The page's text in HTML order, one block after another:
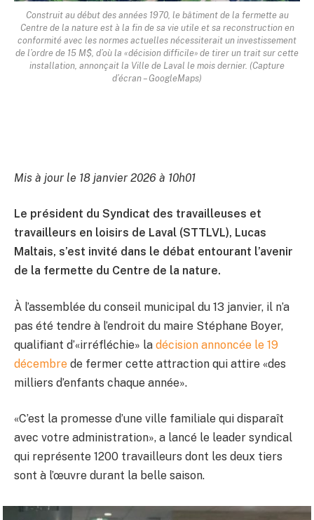
Construit au début des années 1970, le bâtiment de la fermette au
Centre de la nature est à la fin de sa vie utile et sa reconstruction en
conformité avec les normes actuelles nécessiterait un investissement
de l’ordre de 15 M$, d’où la «décision difficile» de tirer un trait sur cette
installation, annonçait la Ville de Laval le mois dernier. (Capture
d’écran – GoogleMaps)
Mis à jour le 18 janvier 2026 à 10h01
Le président du Syndicat des travailleuses et
travailleurs en loisirs de Laval (STTLVL), Lucas
Maltais, s’est invité dans le débat entourant l’avenir
de la fermette du Centre de la nature.
À l’assemblée du conseil municipal du 13 janvier, il n’a
pas été tendre à l’endroit du maire Stéphane Boyer,
qualifiant d’«irréfléchie» la décision annoncée le 19
décembre de fermer cette attraction qui attire «des
milliers d’enfants chaque année».
«C’est la promesse d’une ville familiale qui disparaît
avec votre administration», a lancé le leader syndical
qui représente 1200 travailleurs dont les deux tiers
sont à l’œuvre durant la belle saison.